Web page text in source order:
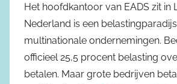
Het hoofdkantoor van EADS zit in
Nederland is een
multinationale ondernemingen.
officieel 25,5 procent belasting
betalen. Maar grote bedrijven